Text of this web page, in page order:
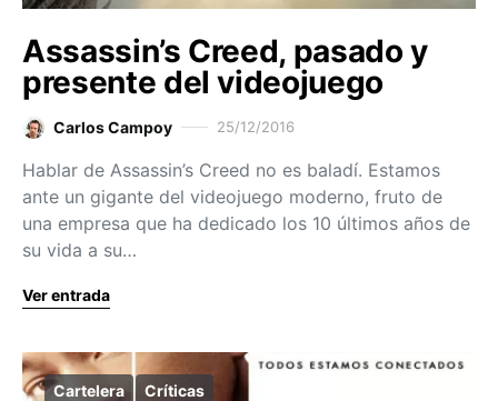
Assassin’s Creed, pasado y
presente del videojuego
Carlos Campoy 25/12/2016
Hablar de Assassin’s Creed no es baladí. Estamos
ante un gigante del videojuego moderno, fruto de
una empresa que ha dedicado los 10 últimos años de
su vida a su…
Ver entrada
Cartelera Críticas